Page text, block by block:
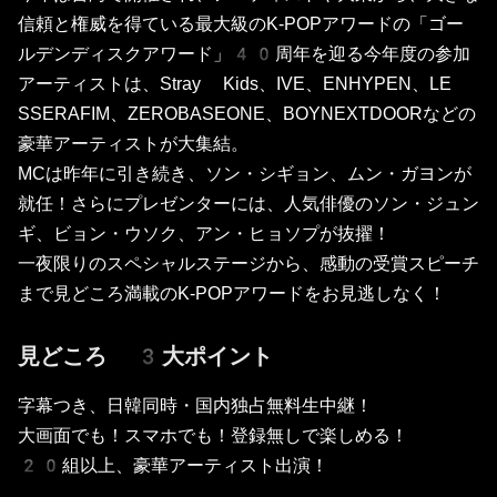
信頼と権威を得ている最大級のK-POPアワードの「ゴー
ルデンディスクアワード」40周年を迎る今年度の参加
アーティストは、Stray Kids、IVE、ENHYPEN、LE
SSERAFIM、ZEROBASEONE、BOYNEXTDOORなどの
豪華アーティストが大集結。
MCは昨年に引き続き、ソン・シギョン、ムン・ガヨンが
就任！さらにプレゼンターには、人気俳優のソン・ジュン
ギ、ビョン・ウソク、アン・ヒョソプが抜擢！
一夜限りのスペシャルステージから、感動の受賞スピーチ
まで見どころ満載のK-POPアワードをお見逃しなく！
見どころ 3大ポイント
字幕つき、日韓同時・国内独占無料生中継！
大画面でも！スマホでも！登録無しで楽しめる！
20組以上、豪華アーティスト出演！